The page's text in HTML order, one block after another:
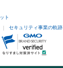
ト
セキュリティ事業の軌跡